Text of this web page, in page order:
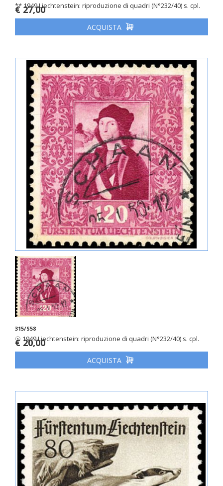
** 1949 Liechtenstein: riproduzione di quadri (N°232/40) s. cpl.
€ 27,00
ACQUISTA
315/S58
☉ 1949 Liechtenstein: riproduzione di quadri (N°232/40) s. cpl.
€ 20,00
ACQUISTA